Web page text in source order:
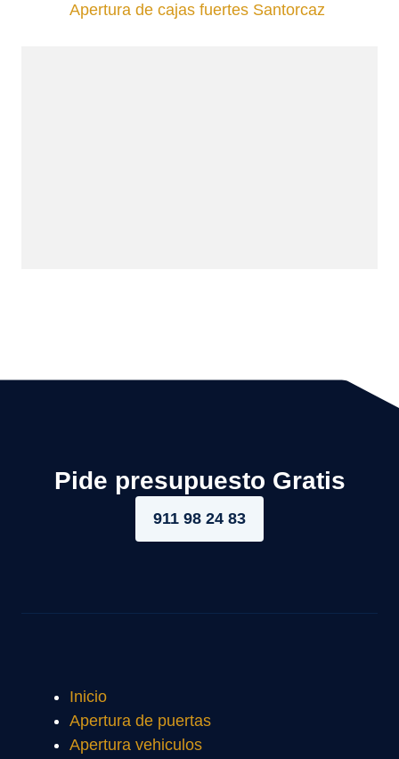
Apertura de cajas fuertes Santorcaz
Pide presupuesto Gratis
911 98 24 83
Inicio
Apertura de puertas
Apertura vehiculos